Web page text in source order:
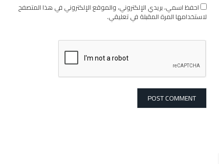
احفظ اسمي، بريدي الإلكتروني، والموقع الإلكتروني في هذا المتصفح
لاستخدامها المرة المقبلة في تعليقي.